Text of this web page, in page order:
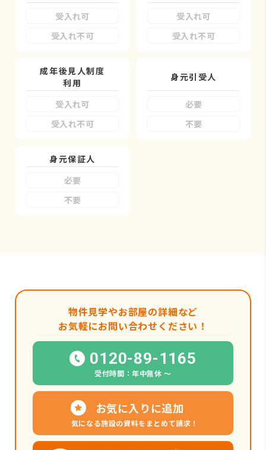
受入れ可
受入れ不可
受入れ可
受入れ不可
成年後見人制度
利用
受入れ可
受入れ不可
身元引受人
必要
不要
身元保証人
必要
不要
物件見学やお部屋の詳細など
お気軽にお問い合わせください！
0120-89-1165
受付時間：年中無休 〜
お気に入りに追加
気になる施設の資料をまとめて請求！